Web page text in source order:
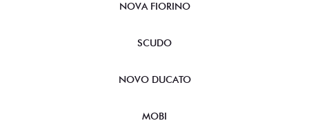
NOVA FIORINO
SCUDO
NOVO DUCATO
MOBI